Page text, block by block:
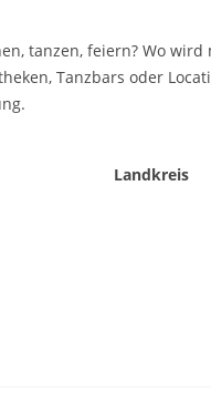
tanzen, feiern? Wo
Tanzbars oder
Landkreis